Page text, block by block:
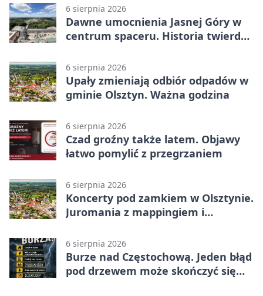
6 sierpnia 2026
Dawne umocnienia Jasnej Góry w
centrum spaceru. Historia twierdzy
6 sierpnia 2026
Upały zmieniają odbiór odpadów w
gminie Olsztyn. Ważna godzina
6 sierpnia 2026
Czad groźny także latem. Objawy
łatwo pomylić z przegrzaniem
6 sierpnia 2026
Koncerty pod zamkiem w Olsztynie.
Juromania z mappingiem i
6 sierpnia 2026
Burze nad Częstochową. Jeden błąd
pod drzewem może skończyć się